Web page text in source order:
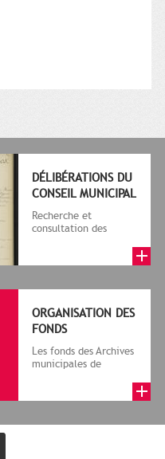
DÉLIBÉRATIONS DU
CONSEIL MUNICIPAL
Recherche et
consultation des
ORGANISATION DES
FONDS
Les fonds des Archives
municipales de
et des a...